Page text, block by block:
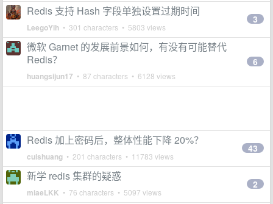
Redis 支持 Hash 字段单独设置过期时间
LeegoYih • 301 characters • 5803 views
3
微软 Garnet 的发展前景如何，有没有可能替代
Redis？
huangsijun17 • 87 characters • 6128 views
6
Redis 加上密码后，整体性能下降 20%？
cuishuang • 201 characters • 11783 views
43
新学 redis 集群的疑惑
miaeLKK • 76 characters • 5097 views
2